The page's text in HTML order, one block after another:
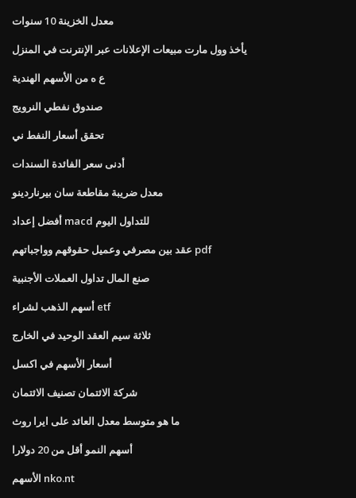
معدل الخزينة 10 سنوات
يأخذ وول مارت مبيعات الإعلانات عبر الإنترنت في المنزل
ع ه من الأسهم الهندية
صندوق نفطي النرويج
تحقق أسعار النفط ني
أدنى سعر الفائدة السندات
معدل ضريبة مقاطعة سان بيرناردينو
أفضل إعداد macd للتداول اليوم
عقد بين مصرفي وعميل حقوقهم وواجباتهم pdf
صنع المال تداول العملات الأجنبية
أسهم الذهب لشراء etf
ثلاثة سيم العقد الوحيد في الخارج
أسعار الأسهم في اكسل
شركة الائتمان تصنيف الائتمان
ما هو متوسط ​​معدل العائد على ايرا روث
أسهم النمو أقل من 20 دولارا
الأسهم nko.nt